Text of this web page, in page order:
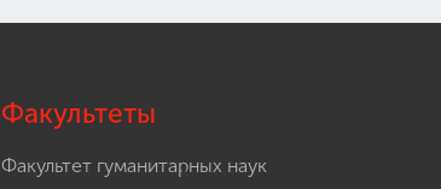
Факультеты
Факультет гуманитарных наук